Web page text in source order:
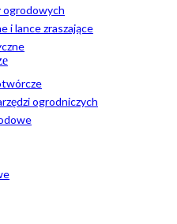
ogrodowych
i lance zraszające
ogrodniczych